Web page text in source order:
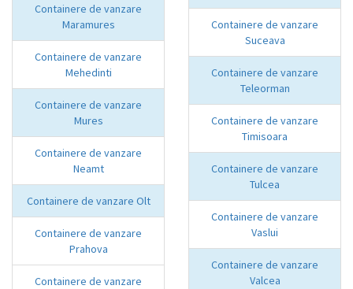
Containere de vanzare
Maramures
Containere de vanzare
Mehedinti
Containere de vanzare
Mures
Containere de vanzare
Neamt
Containere de vanzare Olt
Containere de vanzare
Prahova
Containere de vanzare
Containere de vanzare
Suceava
Containere de vanzare
Teleorman
Containere de vanzare
Timisoara
Containere de vanzare
Tulcea
Containere de vanzare
Vaslui
Containere de vanzare
Valcea